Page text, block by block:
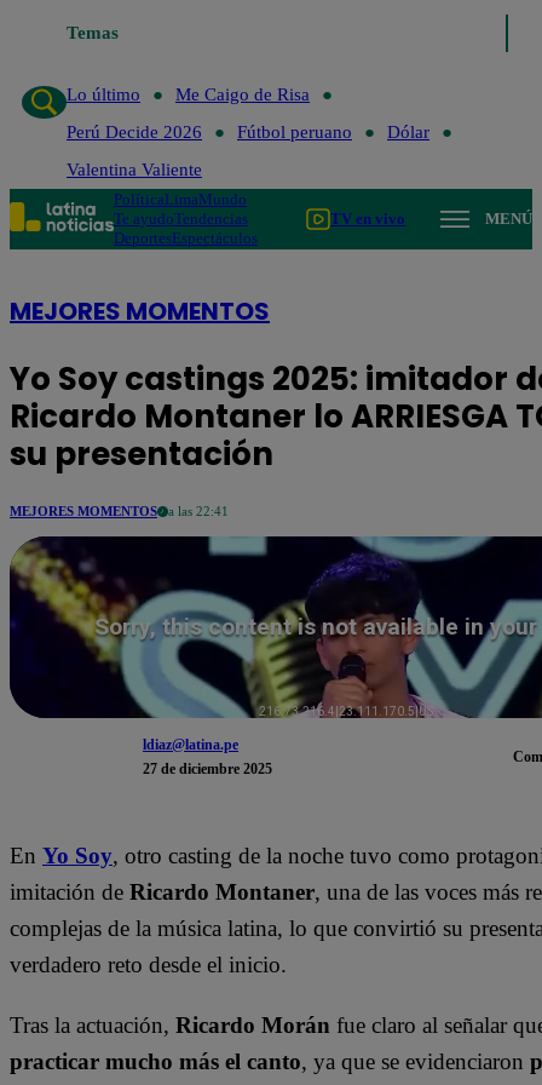
Temas
Lo último
Me Caigo de Risa
Perú Decide 2026
Fútbol peruano
Dólar
Valentina Valiente
PolíticaLimaMundo
Te ayudoTendencias
DeportesEspectáculos
TV en vivo MENÚ
MEJORES MOMENTOS
Yo Soy castings 2025: imitador
Ricardo Montaner lo ARRIESGA
su presentación
MEJORES MOMENTOS a las 22:41
ldiaz@latina.pe
27 de diciembre 2025
En Yo Soy, otro casting de la noche tuvo como
imitación de Ricardo Montaner, una de las voces más
complejas de la música latina, lo que convirtió su
verdadero reto desde el inicio.
Tras la actuación, Ricardo Morán fue claro al señalar
practicar mucho más el canto, ya que se evidenciaron